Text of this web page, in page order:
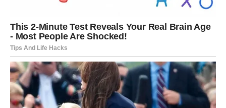
mogućnosti. Neko prepoznaje vaše kvalitete i to vam
Pred vama su lijepi trenuci.
RIBE
Ribe su znak kojem četvrtak donosi najviše radosti. Već